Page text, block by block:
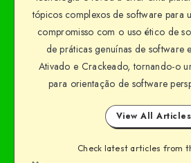
tópicos complexos de software para
compromisso com o uso ético de
de práticas genuínas de software
Ativado e Crackeado, tornando-o
para orientação de software
View All Articles
Check latest articles from